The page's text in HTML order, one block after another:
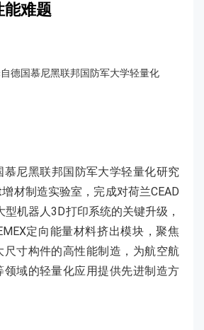
能难题
德国慕尼黑联邦国防军大学轻量化
尼黑联邦国防军大学轻量化研究
材制造实验室，完成对荷兰CEAD
机器人3D打印系统的关键升级，
定向能量材料挤出模块，聚焦
尺寸构件的高性能制造，为航空航
领域的轻量化应用提供先进制造方